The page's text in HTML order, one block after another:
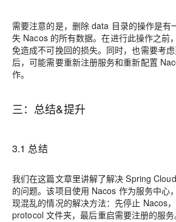
需要注意的是，删除 data 目录的操作是有
失 Nacos 的所有数据。在进行此操作之前
免造成不可挽回的损失。同时，也需要考
后，可能需要重新注册服务和重新配置
作。
三：总结&提升
3.1 总结
我们在这篇文章里讲解了解决 Spring
的问题。该项目使用 Nacos 作为服务中心
现混乱的情况的解决方法：先停止 Nacos
protocol 文件夹，最后重启需要注册的服务